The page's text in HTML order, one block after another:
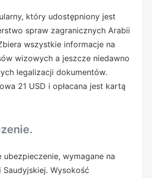
który udostępniony jest
spraw zagranicznych Arabii
wszystkie informacje na
wizowych a jeszcze niedawno
legalizacji dokumentów.
21 USD i opłacana jest kartą
ubezpieczenie, wymagane na
Wysokość